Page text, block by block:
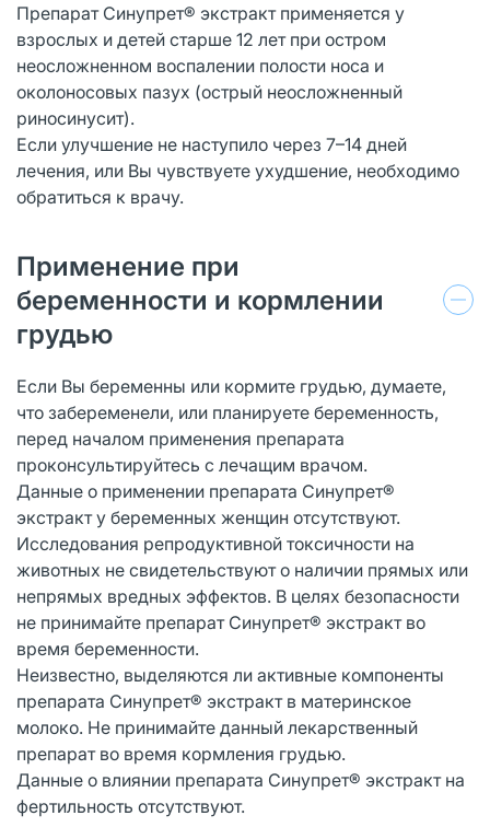
Препарат Синупрет® экстракт применяется у
взрослых и детей старше 12 лет при остром
неосложненном воспалении полости носа и
околоносовых пазуx (острый неосложненный
риносинусит).
Если улучшение не наступило через 7–14 дней
лечения, или Вы чувствуете ухудшение, необходимо
обратиться к врачу.
Применение при
беременности и кормлении
грудью
Если Вы беременны или кормите грудью, думаете,
что забеременели, или планируете беременность,
перед началом применения препарата
проконсультируйтесь с лечащим врачом.
Данные о применении препарата Синупрет®
экстракт у беременных женщин отсутствуют.
Исследования репродуктивной токсичности на
животных не свидетельствуют о наличии прямых или
непрямых вредных эффектов. В целях безопасности
не принимайте препарат Синупрет® экстракт во
время беременности.
Неизвестно, выделяются ли активные компоненты
препарата Синупрет® экстракт в материнское
молоко. Не принимайте данный лекарственный
препарат во время кормления грудью.
Данные о влиянии препарата Синупрет® экстракт на
фертильность отсутствуют.